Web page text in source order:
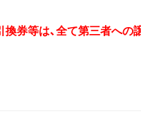
換券等は、全て第三者へ